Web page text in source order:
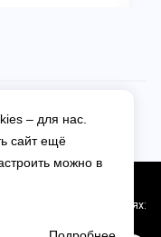
Мы в соцсетях:
– для нас.
сайт ещё
можно в